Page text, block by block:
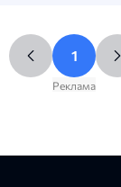
1
Реклама